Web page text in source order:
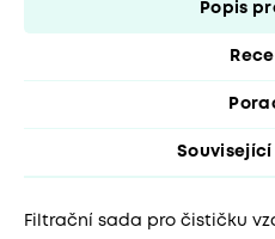
Popis
Filtrační sada pro čističku